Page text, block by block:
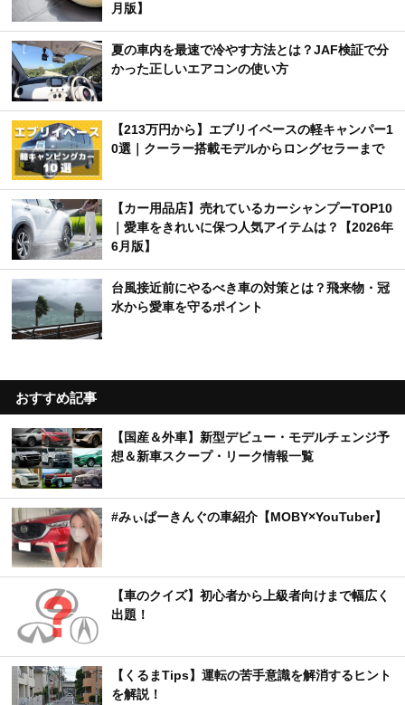
月版】
夏の車内を最速で冷やす方法とは？JAF検証で分
かった正しいエアコンの使い方
【213万円から】エブリイベースの軽キャンパー1
0選｜クーラー搭載モデルからロングセラーまで
【カー用品店】売れているカーシャンプーTOP10
｜愛車をきれいに保つ人気アイテムは？【2026年
6月版】
台風接近前にやるべき車の対策とは？飛来物・冠
水から愛車を守るポイント
おすすめ記事
【国産＆外車】新型デビュー・モデルチェンジ予
想＆新車スクープ・リーク情報一覧
#みぃぱーきんぐの車紹介【MOBY×YouTuber】
【車のクイズ】初心者から上級者向けまで幅広く
出題！
【くるまTips】運転の苦手意識を解消するヒント
を解説！